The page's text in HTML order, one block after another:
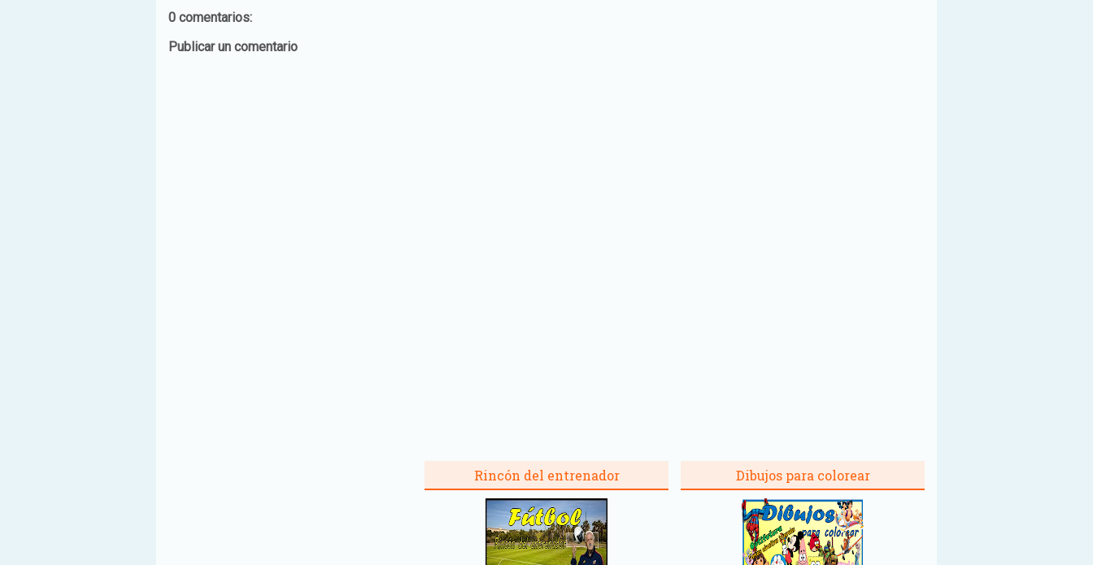
0 comentarios:
Publicar un comentario
Rincón del entrenador Dibujos para colorear